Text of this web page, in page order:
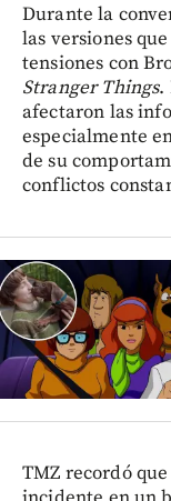
Durante la
las versiones
tensiones con
Stranger Things.
afectaron las
especialmente
de su
conflictos
TMZ recordó